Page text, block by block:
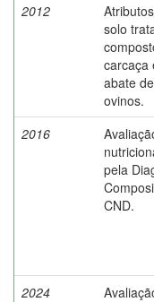
2012
solo
carcaça
abate
ovinos.
2016
pela
CND.
2024